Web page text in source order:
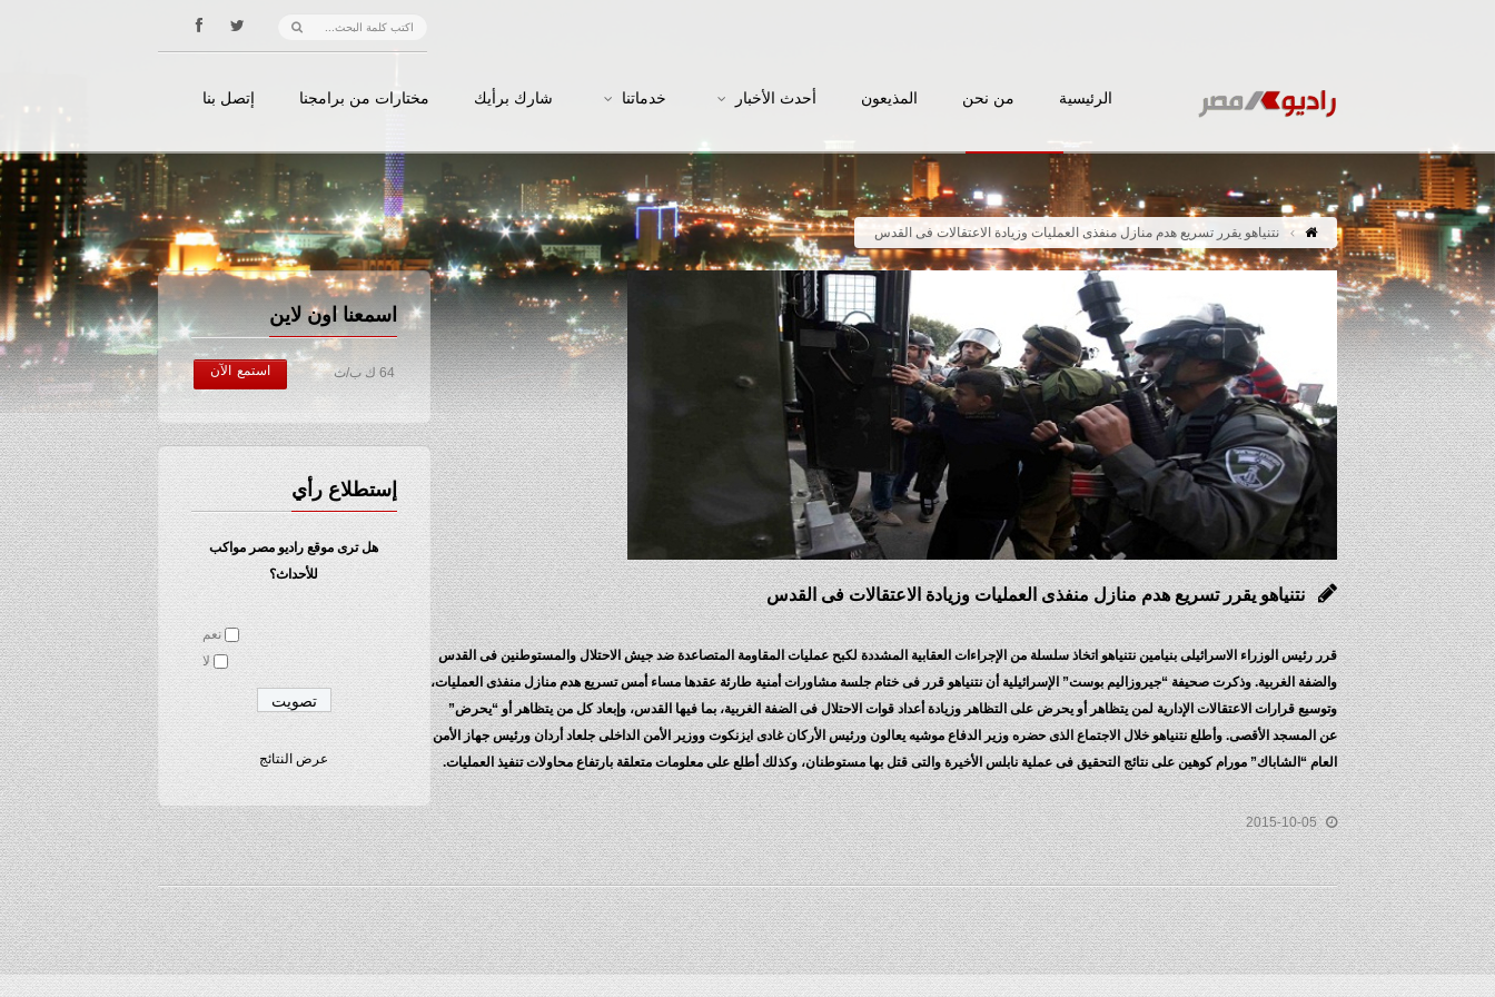
الرئيسية من نحن المذيعون أحدث الأخبار خدماتنا شارك برأيك مختارات من برامجنا إتصل بنا
نتنياهو يقرر تسريع هدم منازل منفذى العمليات وزيادة الاعتقالات فى القدس
اسمعنا اون لاين
64 ك ب/ث استمع الآن
إستطلاع رأي
هل ترى موقع راديو مصر مواكب
للأحداث؟
نعم
لا
عرض النتائج
نتنياهو يقرر تسريع هدم منازل منفذى العمليات وزيادة الاعتقالات فى القدس
قرر رئيس الوزراء الاسرائيلى بنيامين نتنياهو اتخاذ سلسلة من الإجراءات العقابية المشددة لكبح عمليات المقاومة المتصاعدة ضد جيش الاحتلال والمستوطنين فى القدس
والضفة الغربية. وذكرت صحيفة “جيروزاليم بوست” الإسرائيلية أن نتنياهو قرر فى ختام جلسة مشاورات أمنية طارئة عقدها مساء أمس تسريع هدم منازل منفذى العمليات،
وتوسيع قرارات الاعتقالات الإدارية لمن يتظاهر أو يحرض على التظاهر وزيادة أعداد قوات الاحتلال فى الضفة الغربية، بما فيها القدس، وإبعاد كل من يتظاهر أو “يحرض”
عن المسجد الأقصى. وأطلع نتنياهو خلال الاجتماع الذى حضره وزير الدفاع موشيه يعالون ورئيس الأركان غادى ايزنكوت ووزير الأمن الداخلى جلعاد أردان ورئيس جهاز الأمن
العام “الشاباك” مورام كوهين على نتائج التحقيق فى عملية نابلس الأخيرة والتى قتل بها مستوطنان، وكذلك أطلع على معلومات متعلقة بارتفاع محاولات تنفيذ العمليات.
2015-10-05